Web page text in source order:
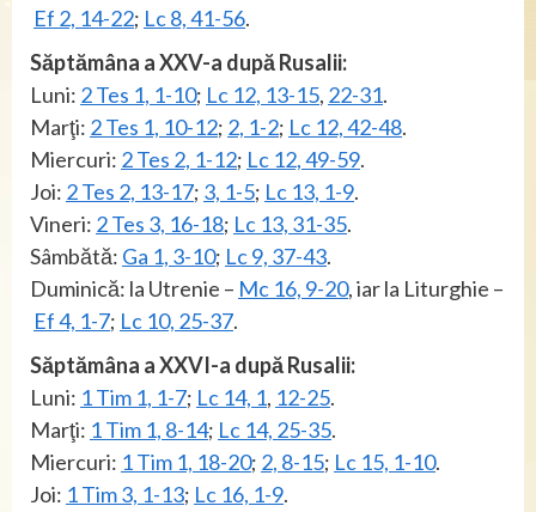
Ef 2, 14-22; Lc 8, 41-56.
Săptămâna a XXV-a după Rusalii:
Luni: 2 Tes 1, 1-10; Lc 12, 13-15, 22-31.
Marţi: 2 Tes 1, 10-12; 2, 1-2; Lc 12, 42-48.
Miercuri: 2 Tes 2, 1-12; Lc 12, 49-59.
Joi: 2 Tes 2, 13-17; 3, 1-5; Lc 13, 1-9.
Vineri: 2 Tes 3, 16-18; Lc 13, 31-35.
Sâmbătă: Ga 1, 3-10; Lc 9, 37-43.
Duminică: la Utrenie – Mc 16, 9-20, iar la Liturghie –
Ef 4, 1-7; Lc 10, 25-37.
Săptămâna a XXVI-a după Rusalii:
Luni: 1 Tim 1, 1-7; Lc 14, 1, 12-25.
Marţi: 1 Tim 1, 8-14; Lc 14, 25-35.
Miercuri: 1 Tim 1, 18-20; 2, 8-15; Lc 15, 1-10.
Joi: 1 Tim 3, 1-13; Lc 16, 1-9.